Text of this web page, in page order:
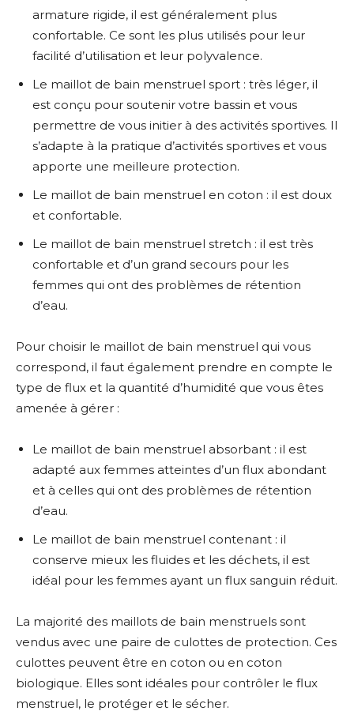
armature rigide, il est généralement plus
confortable. Ce sont les plus utilisés pour leur
facilité d’utilisation et leur polyvalence.
Le maillot de bain menstruel sport : très léger, il
est conçu pour soutenir votre bassin et vous
permettre de vous initier à des activités sportives. Il
s’adapte à la pratique d’activités sportives et vous
apporte une meilleure protection.
Le maillot de bain menstruel en coton : il est doux
et confortable.
Le maillot de bain menstruel stretch : il est très
confortable et d’un grand secours pour les
femmes qui ont des problèmes de rétention
d’eau.
Pour choisir le maillot de bain menstruel qui vous
correspond, il faut également prendre en compte le
type de flux et la quantité d’humidité que vous êtes
amenée à gérer :
Le maillot de bain menstruel absorbant : il est
adapté aux femmes atteintes d’un flux abondant
et à celles qui ont des problèmes de rétention
d’eau.
Le maillot de bain menstruel contenant : il
conserve mieux les fluides et les déchets, il est
idéal pour les femmes ayant un flux sanguin réduit.
La majorité des maillots de bain menstruels sont
vendus avec une paire de culottes de protection. Ces
culottes peuvent être en coton ou en coton
biologique. Elles sont idéales pour contrôler le flux
menstruel, le protéger et le sécher.